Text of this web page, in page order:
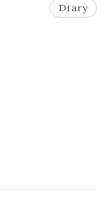
Diary